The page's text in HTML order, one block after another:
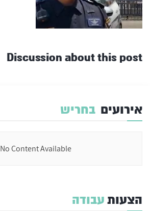
Discussion about this post
אירועים בחריש
No Content Available
הצעותעבודה